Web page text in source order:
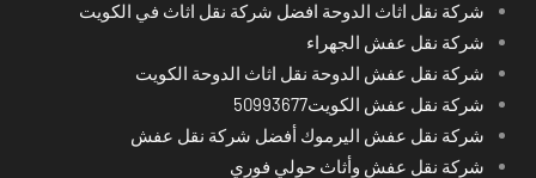
شركة نقل اثاث الدوحة افضل شركة نقل اثاث في الكويت
شركة نقل عفش الجهراء
شركة نقل عفش الدوحة نقل اثاث الدوحة الكويت
شركة نقل عفش الكويت50993677
شركة نقل عفش اليرموك أفضل شركة نقل عفش
شركة نقل عفش وأثاث حولي فوري